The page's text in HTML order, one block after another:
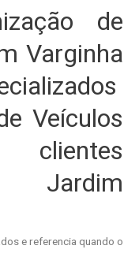
de
Varginha
Veículos
clientes
Jardim
e referencia quando o